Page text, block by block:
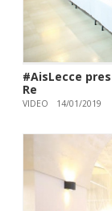
#AisLecce
Re
VIDEO 14/01/2019